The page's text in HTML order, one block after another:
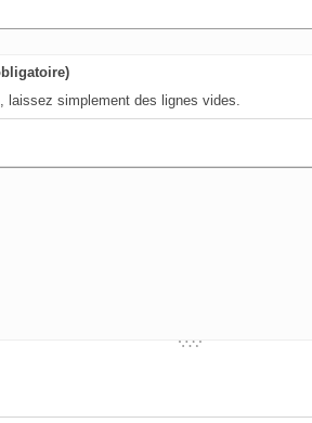
laissez simplement des lignes vides.